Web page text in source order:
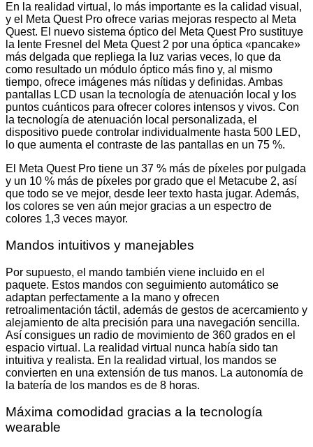
En la realidad virtual, lo más importante es la calidad visual,
y el Meta Quest Pro ofrece varias mejoras respecto al Meta
Quest. El nuevo sistema óptico del Meta Quest Pro sustituye
la lente Fresnel del Meta Quest 2 por una óptica «pancake»
más delgada que repliega la luz varias veces, lo que da
como resultado un módulo óptico más fino y, al mismo
tiempo, ofrece imágenes más nítidas y definidas. Ambas
pantallas LCD usan la tecnología de atenuación local y los
puntos cuánticos para ofrecer colores intensos y vivos. Con
la tecnología de atenuación local personalizada, el
dispositivo puede controlar individualmente hasta 500 LED,
lo que aumenta el contraste de las pantallas en un 75 %.
El Meta Quest Pro tiene un 37 % más de píxeles por pulgada
y un 10 % más de píxeles por grado que el Metacube 2, así
que todo se ve mejor, desde leer texto hasta jugar. Además,
los colores se ven aún mejor gracias a un espectro de
colores 1,3 veces mayor.
Mandos intuitivos y manejables
Por supuesto, el mando también viene incluido en el
paquete. Estos mandos con seguimiento automático se
adaptan perfectamente a la mano y ofrecen
retroalimentación táctil, además de gestos de acercamiento y
alejamiento de alta precisión para una navegación sencilla.
Así consigues un radio de movimiento de 360 grados en el
espacio virtual. La realidad virtual nunca había sido tan
intuitiva y realista. En la realidad virtual, los mandos se
convierten en una extensión de tus manos. La autonomía de
la batería de los mandos es de 8 horas.
Máxima comodidad gracias a la tecnología
wearable